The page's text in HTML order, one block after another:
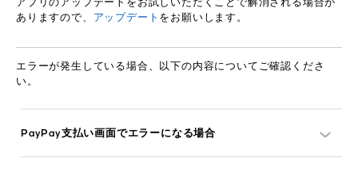
ありますので、 アップデート をお願いします。
エラーが発生している場合、以下の内容についてご確認くださ
い。
PayPay支払い画面でエラーになる場合